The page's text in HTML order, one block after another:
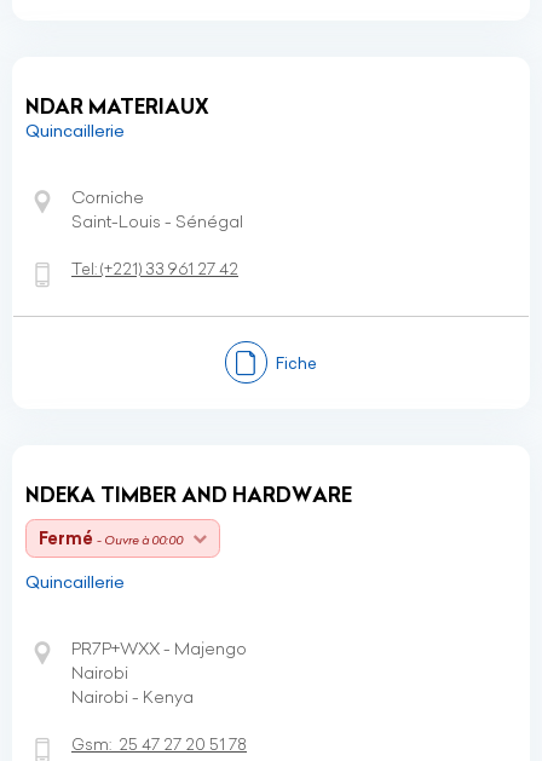
NDAR MATERIAUX
Quincaillerie
Corniche
Saint-Louis - Sénégal
Tel:(+221) 33 961 27 42
Fiche
NDEKA TIMBER AND HARDWARE
Fermé - Ouvre à 00:00
Quincaillerie
PR7P+WXX - Majengo
Nairobi
Nairobi - Kenya
Gsm: 25 47 27 20 51 78